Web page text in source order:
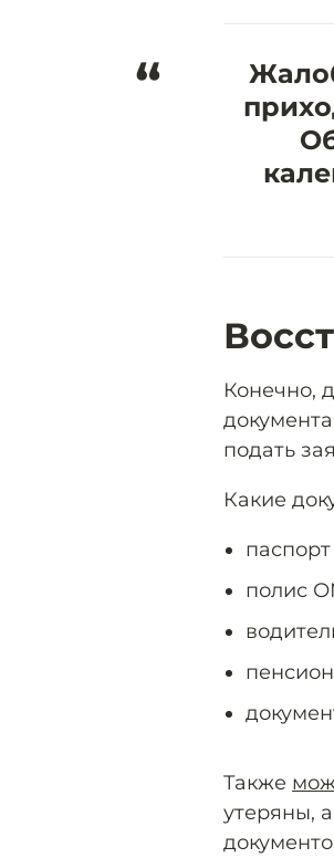
“
Конечно,
подать
Какие
полис
Также
утеряны,